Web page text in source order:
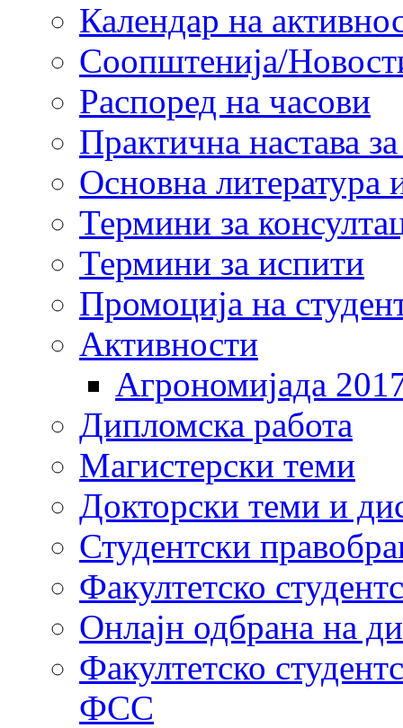
Календар на
Соопштенија/
Распоред на часови
Практична настава
Основна литература
Термини за
Термини за испити
Промоција на
Активности
Агрономијада
Дипломска работа
Магистерски теми
Докторски теми и
Студентски
Факултетско
Онлајн одбрана на
Факултетско
ФСС